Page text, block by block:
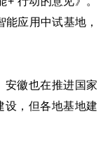
应用中试基地，
安徽也在推进国家
设，但各地基地建